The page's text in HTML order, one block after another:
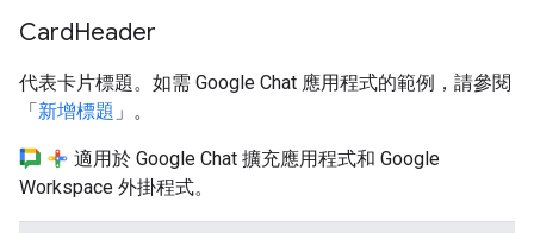
CardHeader
代表卡片標題。如需 Google Chat 應用程式的範例，請參閱
「新增標題 」。
適用於 Google Chat 擴充應用程式和 Google
Workspace 外掛程式。